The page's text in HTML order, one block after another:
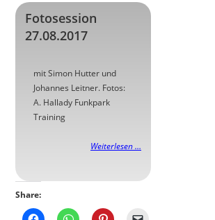
Fotosession
27.08.2017
mit Simon Hutter und
Johannes Leitner. Fotos:
A. Hallady Funkpark
Training
Weiterlesen …
Share: